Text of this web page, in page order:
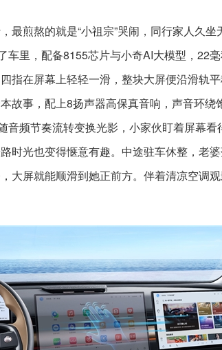
最煎熬的就是“小祖宗”哭闹，同行家人久
车里，配备8155芯片与小奇AI大模型，22
指在屏幕上轻轻一滑，整块大屏便沿滑轨
故事，配上8扬声器高保真音响，声音环绕
音频节奏流转变换光影，小家伙盯着屏幕
时光也变得惬意有趣。中途驻车休整，老
大屏就能顺滑到她正前方。伴着清凉空调